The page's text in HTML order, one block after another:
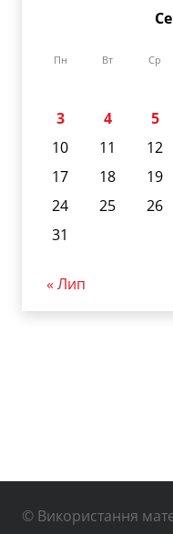
Пн Вт Ср
3
4 5
10
11 12
17
18 19
24
25 26
31
« Лип
© Використання